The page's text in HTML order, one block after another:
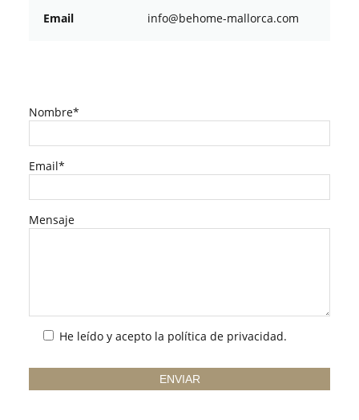
Email moc.a
croll
am-em
oheb@
ofni
Nombre*
Email*
Mensaje
He leído y acepto la política de privacidad.